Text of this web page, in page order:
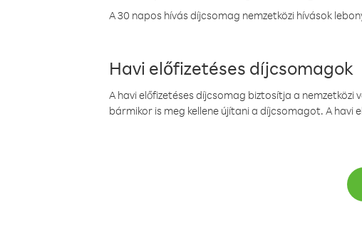
A 30 napos hívás díjcsomag nemzetközi hívások
Havi előfizetéses díjcsomagok
A havi előfizetéses díjcsomag biztosítja a
bármikor is meg kellene újítani a díjcsomagot. A